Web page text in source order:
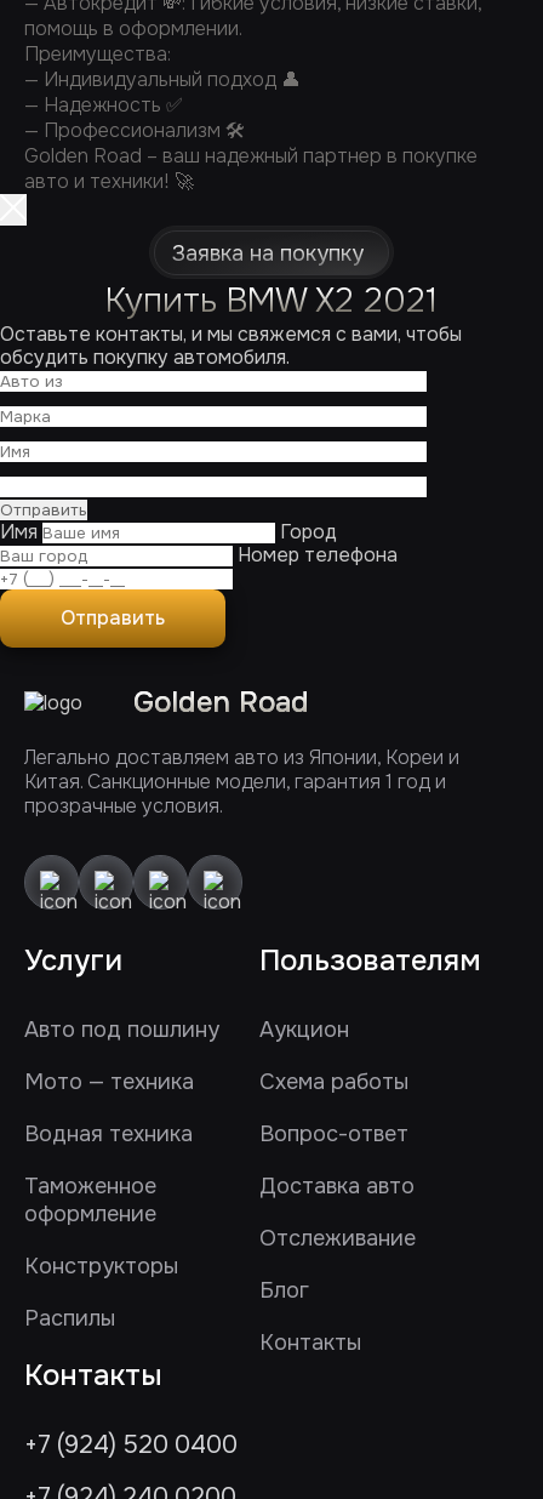
помощь в оформлении.
Преимущества:
— Индивидуальный подход 👤
— Надежность ✅
— Профессионализм 🛠️
Golden Road – ваш надежный партнер в покупке
авто и техники! 🚀
Заявка на покупку
Купить BMW X2 2021
Оставьте контакты, и мы свяжемся с вами, чтобы
обсудить покупку автомобиля.
Имя
Город
Номер телефона
Отправить
Golden Road
Легально доставляем авто из Японии, Кореи и
Китая. Санкционные модели, гарантия 1 год и
прозрачные условия.
Услуги
Авто под пошлину
Мото — техника
Водная техника
Таможенное
оформление
Конструкторы
Распилы
Пользователям
Аукцион
Схема работы
Вопрос-ответ
Доставка авто
Отслеживание
Блог
Контакты
Контакты
+7 (924) 520 0400